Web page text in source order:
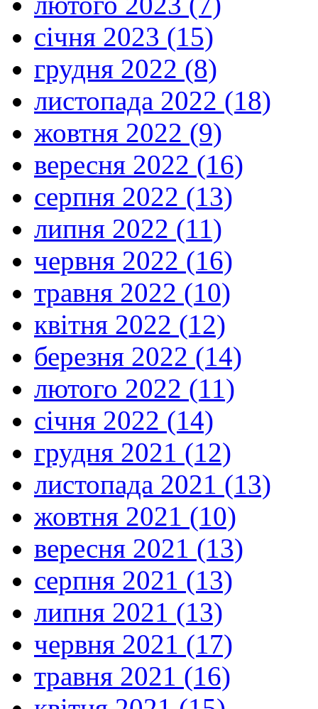
січня 2023 (15)
грудня 2022 (8)
листопада 2022 (18)
жовтня 2022 (9)
вересня 2022 (16)
серпня 2022 (13)
липня 2022 (11)
червня 2022 (16)
травня 2022 (10)
квітня 2022 (12)
березня 2022 (14)
лютого 2022 (11)
січня 2022 (14)
грудня 2021 (12)
листопада 2021 (13)
жовтня 2021 (10)
вересня 2021 (13)
серпня 2021 (13)
липня 2021 (13)
червня 2021 (17)
травня 2021 (16)